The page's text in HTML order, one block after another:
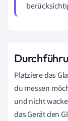
Platziere das
du messen
und nicht
das Gerät den